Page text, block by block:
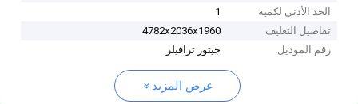
الحد الأدنى لكمية
1
تفاصيل التغليف
4782x2036x1960
رقم الموديل
جيتور ترافيلر
عرض المزيد